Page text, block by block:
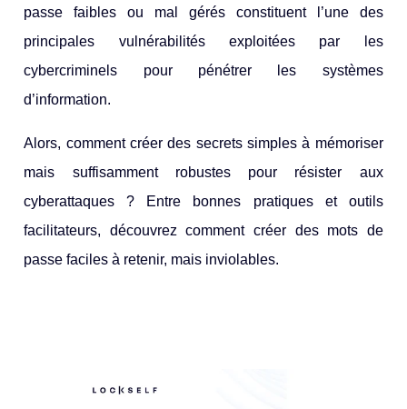
passe faibles ou mal gérés constituent l’une des
principales vulnérabilités exploitées par les
cybercriminels pour pénétrer les systèmes
d’information.
Alors, comment créer des secrets simples à mémoriser
mais suffisamment robustes pour résister aux
cyberattaques ? Entre bonnes pratiques et outils
facilitateurs, découvrez comment créer des mots de
passe faciles à retenir, mais inviolables.